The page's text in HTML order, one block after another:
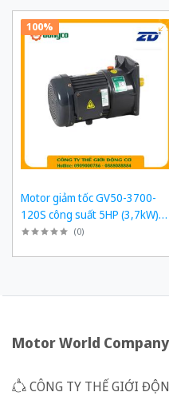
100%
Motor giảm tốc GV50-3700-
120S công suất 5HP (3,7kW)
1/120 kiểu lắp Mặt bích
(0)
Motor World Company
CÔNG TY THẾ GIỚI